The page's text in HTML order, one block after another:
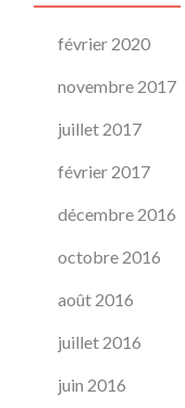
février 2020
novembre 2017
juillet 2017
février 2017
décembre 2016
octobre 2016
août 2016
juillet 2016
juin 2016